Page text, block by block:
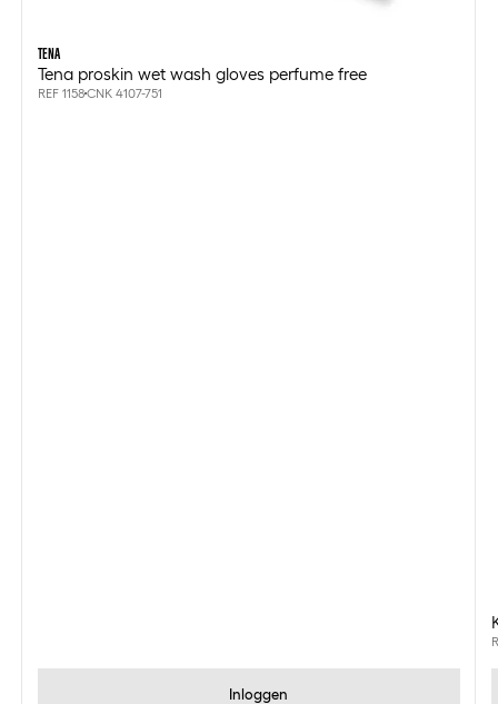
TENA
Tena proskin wet wash gloves perfume free
REF 1158CNK 4107-751
Inloggen